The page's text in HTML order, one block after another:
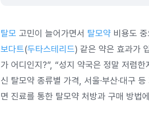
탈모 고민이 늘어가면서 탈모약 비용도
보다트(두타스테리드) 같은 약은 효과가
가 어디인지?”, “성지 약국은 정말 저렴
신 탈모약 종류별 가격, 서울·부산·대구
면 진료를 통한 탈모약 처방과 구매 방법